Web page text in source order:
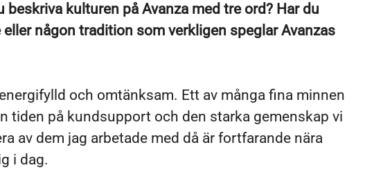
beskriva kulturen på Avanza med tre ord? Har du
någon tradition som verkligen speglar Avanzas
och omtänksam. Ett av många fina minnen
tiden på kundsupport och den starka gemenskap vi
av dem jag arbetade med då är fortfarande nära
i dag.